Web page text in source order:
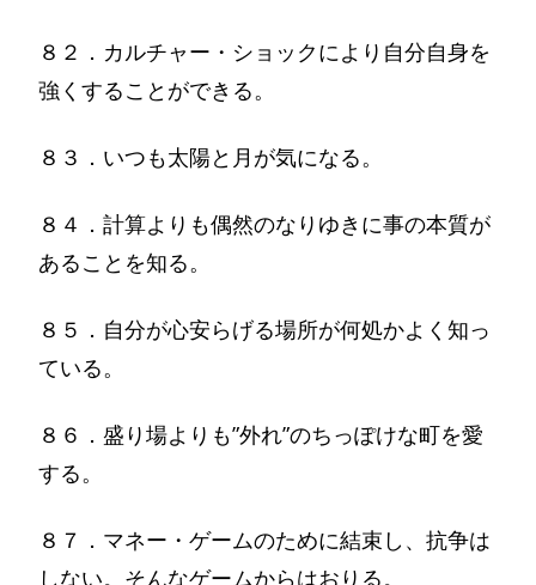
８２．カルチャー・ショックにより自分自身を
強くすることができる。
８３．いつも太陽と月が気になる。
８４．計算よりも偶然のなりゆきに事の本質が
あることを知る。
８５．自分が心安らげる場所が何処かよく知っ
ている。
８６．盛り場よりも”外れ”のちっぽけな町を愛
する。
８７．マネー・ゲームのために結束し、抗争は
しない。そんなゲームからはおりる。